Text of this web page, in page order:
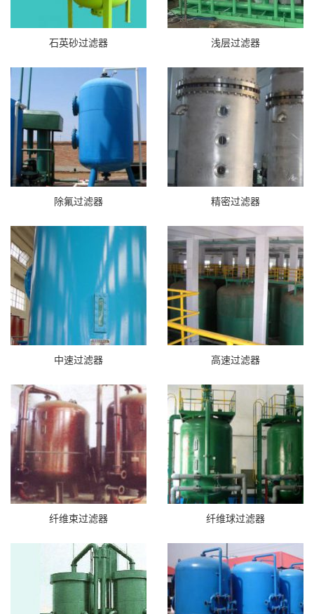
石英砂过滤器 浅层过滤器
除氟过滤器 精密过滤器
中速过滤器 高速过滤器
纤维束过滤器 纤维球过滤器